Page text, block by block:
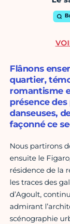
Flânons
quartier,
romantisme
présence
danseuses,
façonné ce
Nous partirons
ensuite le
résidence de la
les traces des
d’Agoult,
admirant
scénographie